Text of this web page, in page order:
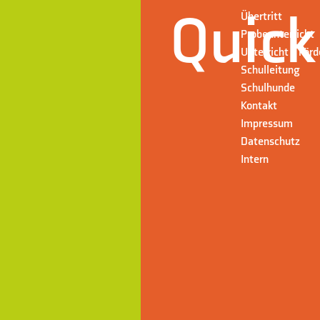
Übertritt
Probeunterricht
Unterricht +
Schulleitung
Schulhunde
Kontakt
Impressum
Datenschutz
Intern